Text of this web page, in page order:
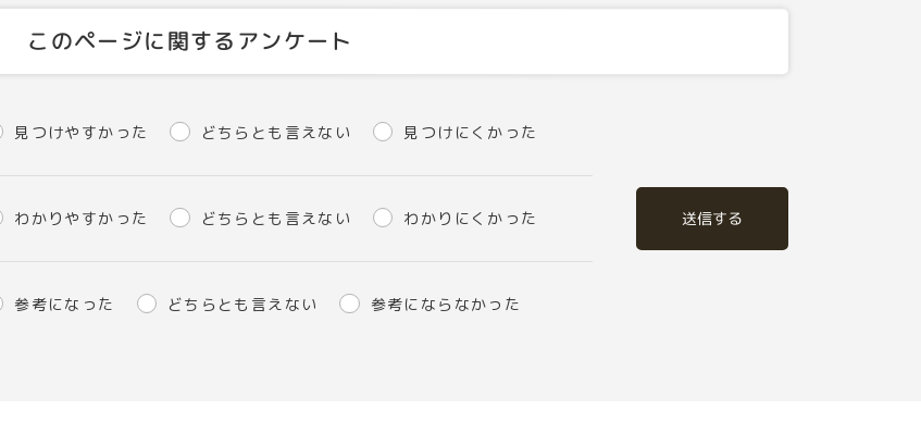
このページに関するアンケート
見つけやすかった どちらとも言えない 見つけにくかった
わかりやすかった どちらとも言えない わかりにくかった
参考になった どちらとも言えない 参考にならなかった
送信する